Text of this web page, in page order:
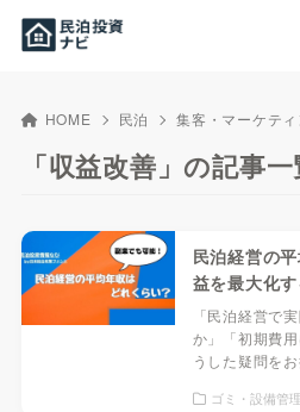
HOME 民泊 集客・マーケテ
「収益改善」の記事
民泊経営の
益を最大化
「民泊経営で
か」「初期費
うした疑問を
ゴミ・設備管理